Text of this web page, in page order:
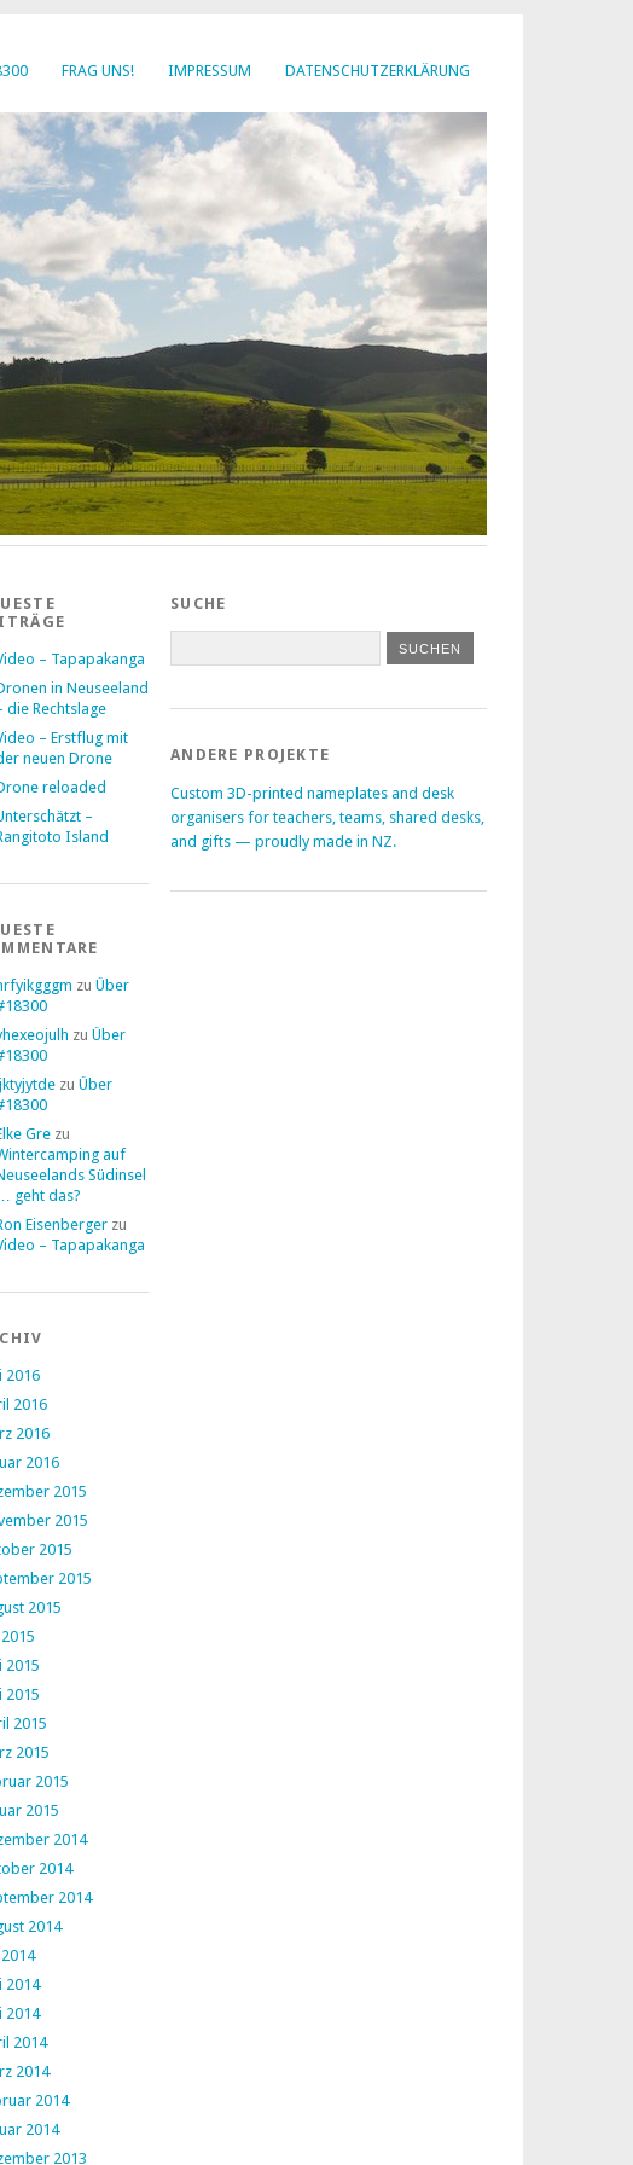
FRAG UNS! IMPRESSUM DATENSCHUTZERKLÄRUNG
– Tapapakanga
in Neuseeland
die Rechtslage
– Erstflug mit
neuen Drone
reloaded
–
Island
zu Über
zu Über
ljktyjytdezu Über
Grezu
auf
Südinsel
geht das?
Eisenbergerzu
– Tapapakanga
2016
2016
2016
2016
2015
2015
2015
2015
2015
2015
2015
2015
2015
2015
2015
2014
2014
2014
2014
2014
2014
2014
2014
2014
2014
2014
2013
SUCHE
ANDERE PROJEKTE
Custom 3D-printed nameplates and desk
organisers for teachers, teams, shared desks,
and gifts — proudly made in NZ.